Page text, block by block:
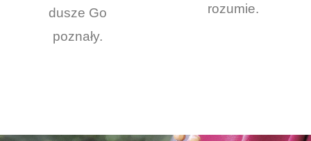
dusze Go
poznały.
rozumie.